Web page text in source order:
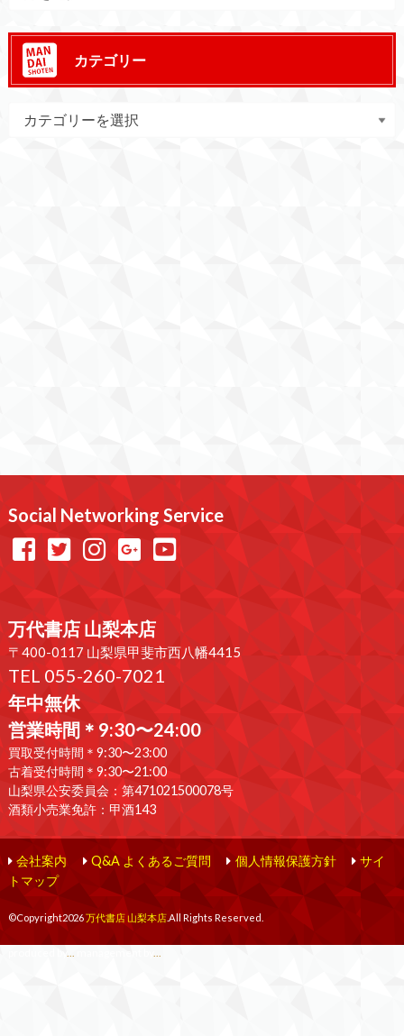
カテゴリー
Social Networking Service
万代書店 山梨本店
〒400-0117 山梨県甲斐市西八幡4415
TEL 055-260-7021
年中無休
営業時間＊9:30〜24:00
買取受付時間＊9:30〜23:00
古着受付時間＊9:30〜21:00
山梨県公安委員会：第471021500078号
酒類小売業免許：甲酒143
会社案内 Q&A よくあるご質問 個人情報保護方針
サイ
トマップ
©Copyright2026万代書店 山梨本店.All Rights Reserved.
... ...